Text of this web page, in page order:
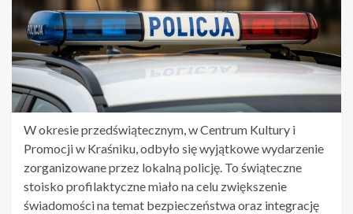
W okresie przedświątecznym, w Centrum Kultury i
Promocji w Kraśniku, odbyło się wyjątkowe wydarzenie
zorganizowane przez lokalną policję. To świąteczne
stoisko profilaktyczne miało na celu zwiększenie
świadomości na temat bezpieczeństwa oraz integrację